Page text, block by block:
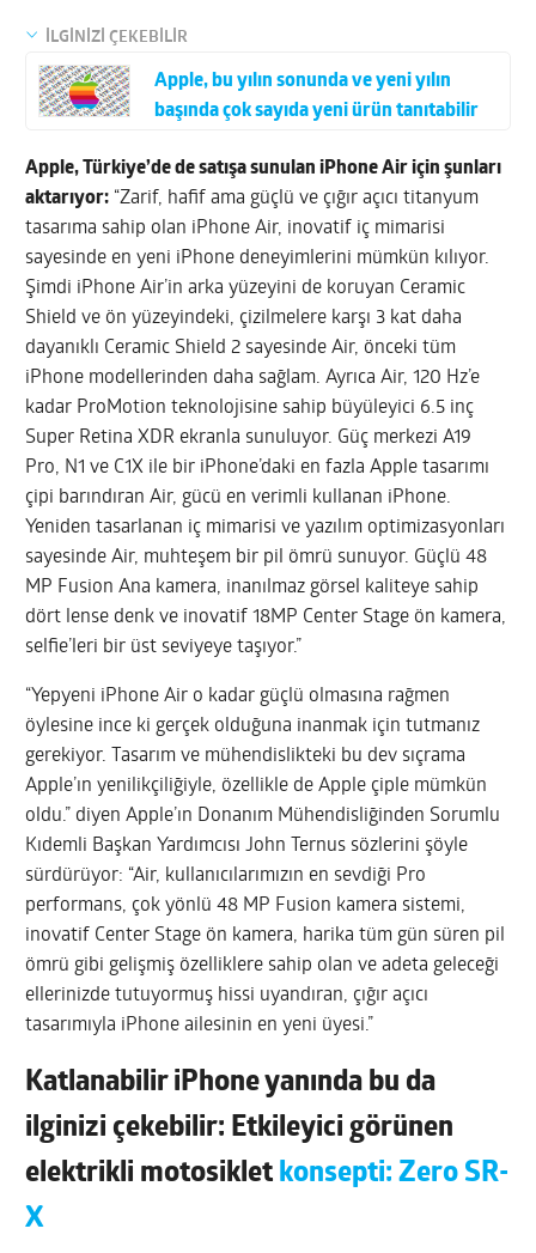
İLGİNİZİ ÇEKEBİLİR
Apple, bu yılın sonunda ve yeni yılın
başında çok sayıda yeni ürün tanıtabilir
Apple, Türkiye’de de satışa sunulan iPhone Air için şunları
aktarıyor: “Zarif, hafif ama güçlü ve çığır açıcı titanyum
tasarıma sahip olan iPhone Air, inovatif iç mimarisi
sayesinde en yeni iPhone deneyimlerini mümkün kılıyor.
Şimdi iPhone Air’in arka yüzeyini de koruyan Ceramic
Shield ve ön yüzeyindeki, çizilmelere karşı 3 kat daha
dayanıklı Ceramic Shield 2 sayesinde Air, önceki tüm
iPhone modellerinden daha sağlam. Ayrıca Air, 120 Hz’e
kadar ProMotion teknolojisine sahip büyüleyici 6.5 inç
Super Retina XDR ekranla sunuluyor. Güç merkezi A19
Pro, N1 ve C1X ile bir iPhone’daki en fazla Apple tasarımı
çipi barındıran Air, gücü en verimli kullanan iPhone.
Yeniden tasarlanan iç mimarisi ve yazılım optimizasyonları
sayesinde Air, muhteşem bir pil ömrü sunuyor. Güçlü 48
MP Fusion Ana kamera, inanılmaz görsel kaliteye sahip
dört lense denk ve inovatif 18MP Center Stage ön kamera,
selfie’leri bir üst seviyeye taşıyor.”
“Yepyeni iPhone Air o kadar güçlü olmasına rağmen
öylesine ince ki gerçek olduğuna inanmak için tutmanız
gerekiyor. Tasarım ve mühendislikteki bu dev sıçrama
Apple’ın yenilikçiliğiyle, özellikle de Apple çiple mümkün
oldu.” diyen Apple’ın Donanım Mühendisliğinden Sorumlu
Kıdemli Başkan Yardımcısı John Ternus sözlerini şöyle
sürdürüyor: “Air, kullanıcılarımızın en sevdiği Pro
performans, çok yönlü 48 MP Fusion kamera sistemi,
inovatif Center Stage ön kamera, harika tüm gün süren pil
ömrü gibi gelişmiş özelliklere sahip olan ve adeta geleceği
ellerinizde tutuyormuş hissi uyandıran, çığır açıcı
tasarımıyla iPhone ailesinin en yeni üyesi.”
Katlanabilir iPhone yanında bu da
ilginizi çekebilir: Etkileyici görünen
elektrikli motosiklet konsepti: Zero SR-
X